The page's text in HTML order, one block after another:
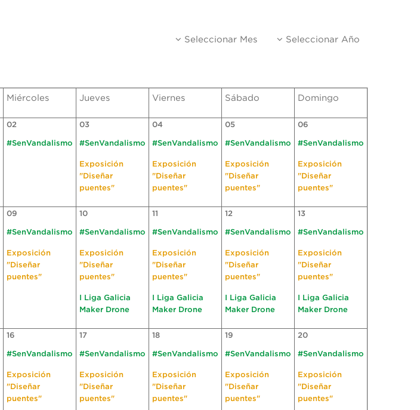
Seleccionar Mes Seleccionar Año
Miércoles Jueves Viernes Sábado Domingo
02
#SenVandalismo
03
#SenVandalismo
Exposición
"Diseñar
puentes"
04
#SenVandalismo
Exposición
"Diseñar
puentes"
05
#SenVandalismo
Exposición
"Diseñar
puentes"
06
#SenVandalismo
Exposición
"Diseñar
puentes"
09
#SenVandalismo
Exposición
"Diseñar
puentes"
10
#SenVandalismo
Exposición
"Diseñar
puentes"
I Liga Galicia
Maker Drone
11
#SenVandalismo
Exposición
"Diseñar
puentes"
I Liga Galicia
Maker Drone
12
#SenVandalismo
Exposición
"Diseñar
puentes"
I Liga Galicia
Maker Drone
13
#SenVandalismo
Exposición
"Diseñar
puentes"
I Liga Galicia
Maker Drone
16
#SenVandalismo
Exposición
"Diseñar
puentes"
17
#SenVandalismo
Exposición
"Diseñar
puentes"
18
#SenVandalismo
Exposición
"Diseñar
puentes"
19
#SenVandalismo
Exposición
"Diseñar
puentes"
20
#SenVandalismo
Exposición
"Diseñar
puentes"